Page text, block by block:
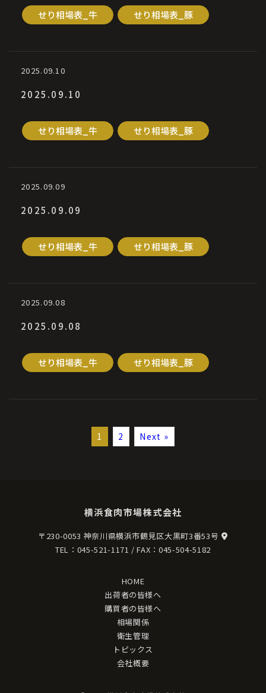
せり相場表_牛 せり相場表_豚
2025.09.10
2025.09.10
せり相場表_牛 せり相場表_豚
2025.09.09
2025.09.09
せり相場表_牛 せり相場表_豚
2025.09.08
2025.09.08
せり相場表_牛 せり相場表_豚
1 2 Next »
横浜食肉市場株式会社
〒230-0053 神奈川県横浜市鶴見区大黒町3番53号
TEL： 045-521-1171 / FAX：045-504-5182
HOME
出荷者の皆様へ
購買者の皆様へ
相場関係
衛生管理
トピックス
会社概要